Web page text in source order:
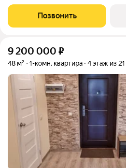
Квартира находится в жилом
«Включи» от надежного
Позвонить
9 200 000 ₽
48 м² 1-комн. квартира 4 этаж из 21